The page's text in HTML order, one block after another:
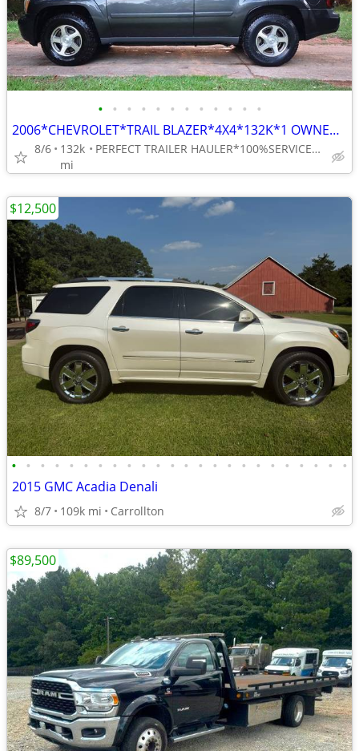
• • • • • • • • • • • •
2006*CHEVROLET*TRAIL BLAZER*4X4*132K*1 OWNER*PRICED TO SELL!ONLY $3400
8/6
132k
mi
PERFECT TRAILER HAULER*100%SERVICED*JUST N.of 85/185connect
• • • • • • • • • • • • • • • • • • • • • • • •
2015 GMC Acadia Denali
8/7 109k mi Carrollton
$12,500
$89,500